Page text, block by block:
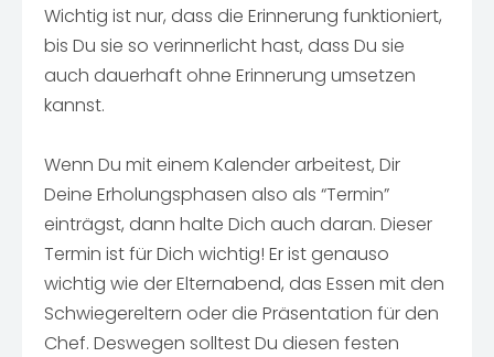
Wichtig ist nur, dass die Erinnerung funktioniert,
bis Du sie so verinnerlicht hast, dass Du sie
auch dauerhaft ohne Erinnerung umsetzen
kannst.
Wenn Du mit einem Kalender arbeitest, Dir
Deine Erholungsphasen also als “Termin”
einträgst, dann halte Dich auch daran. Dieser
Termin ist für Dich wichtig! Er ist genauso
wichtig wie der Elternabend, das Essen mit den
Schwiegereltern oder die Präsentation für den
Chef. Deswegen solltest Du diesen festen